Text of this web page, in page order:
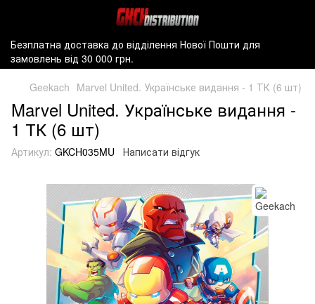
Безплатна доставка до відділення Нової Пошти для
замовлень від 30 000 грн.
Geekach Marvel United. Українське видання - 1 ТК (6 шт)
Marvel United. Українське видання -
1 ТК (6 шт)
Артикул: GKCH035MU Написати відгук